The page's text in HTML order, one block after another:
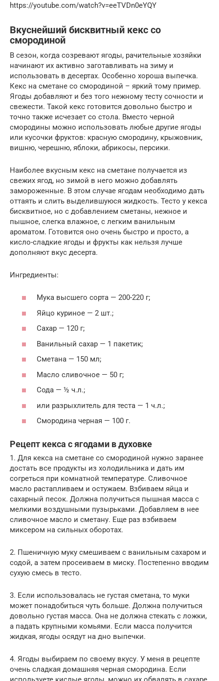
https://youtube.com/watch?v=eeTVDn0eYQY
Вкуснейший бисквитный кекс со
смородиной
В сезон, когда созревают ягоды, рачительные хозяйки
начинают их активно заготавливать на зиму и
использовать в десертах. Особенно хороша выпечка.
Кекс на сметане со смородиной – яркий тому пример.
Ягоды добавляют и без того нежному тесту сочности и
свежести. Такой кекс готовится довольно быстро и
точно также исчезает со стола. Вместо черной
смородины можно использовать любые другие ягоды
или кусочки фруктов: красную смородину, крыжовник,
вишню, черешню, яблоки, абрикосы, персики.
Наиболее вкусным кекс на сметане получается из
свежих ягод, но зимой в него можно добавлять
замороженные. В этом случае ягодам необходимо дать
оттаять и слить выделившуюся жидкость. Тесто у кекса
бисквитное, но с добавлением сметаны, нежное и
пышное, слегка влажное, с легким ванильным
ароматом. Готовится оно очень быстро и просто, а
кисло-сладкие ягоды и фрукты как нельзя лучше
дополняют вкус десерта.
Ингредиенты:
Мука высшего сорта — 200-220 г;
Яйцо куриное — 2 шт.;
Сахар — 120 г;
Ванильный сахар — 1 пакетик;
Сметана — 150 мл;
Масло сливочное — 50 г;
Сода — ½ ч.л.;
или разрыхлитель для теста — 1 ч.л.;
Смородина черная — 100 г.
Рецепт кекса с ягодами в духовке
1. Для кекса на сметане со смородиной нужно заранее
достать все продукты из холодильника и дать им
согреться при комнатной температуре. Сливочное
масло растапливаем и остужаем. Взбиваем яйца и
сахарный песок. Должна получиться пышная масса с
мелкими воздушными пузырьками. Добавляем в нее
сливочное масло и сметану. Еще раз взбиваем
миксером на сильных оборотах.
2. Пшеничную муку смешиваем с ванильным сахаром и
содой, а затем просеиваем в миску. Постепенно вводим
сухую смесь в тесто.
3. Если использовалась не густая сметана, то муки
может понадобиться чуть больше. Должна получиться
довольно густая масса. Она не должна стекать с ложки,
а падать крупными комьями. Если масса получится
жидкая, ягоды осядут на дно выпечки.
4. Ягоды выбираем по своему вкусу. У меня в рецепте
очень сладкая домашняя черная смородина. Если